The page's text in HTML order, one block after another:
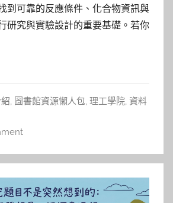
p
i
到可靠的反應條件、化合物資訊與
研究與實驗設計的重要基礎。若你
常值得使用的專業資料庫。 本文將
, 圖書館資源懶人包, 理工學院, 資料